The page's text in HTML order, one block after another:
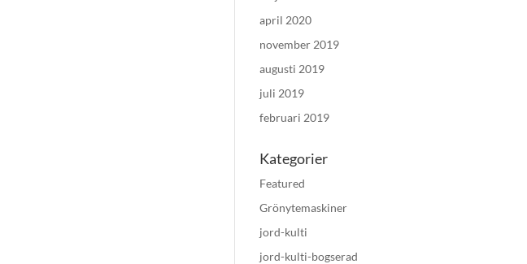
april 2020
november 2019
augusti 2019
juli 2019
februari 2019
Kategorier
Featured
Grönytemaskiner
jord-kulti
jord-kulti-bogserad